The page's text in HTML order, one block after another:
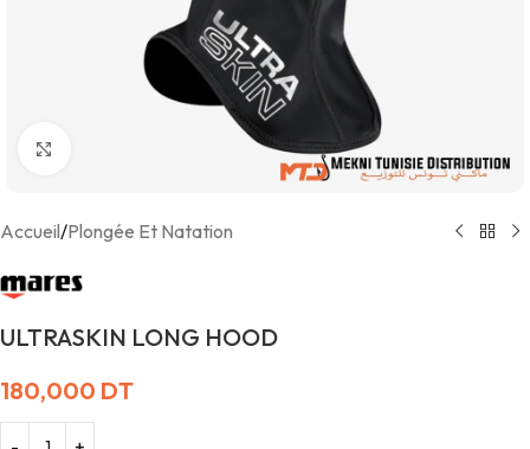
Accueil/Plongée Et Natation
ULTRASKIN LONG HOOD
180,000 DT